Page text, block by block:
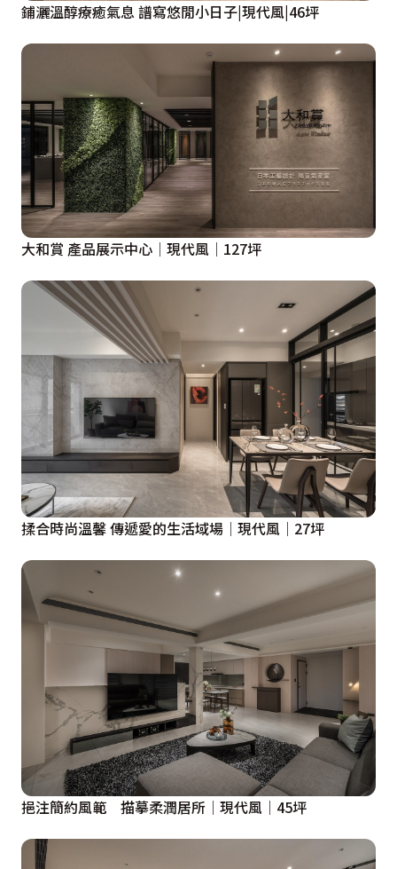
鋪灑溫醇療癒氣息 譜寫悠閒小日子|現代風|46坪
大和賞 產品展示中心│現代風│127坪
揉合時尚溫馨 傳遞愛的生活域場│現代風│27坪
挹注簡約風範 描摹柔潤居所│現代風│45坪